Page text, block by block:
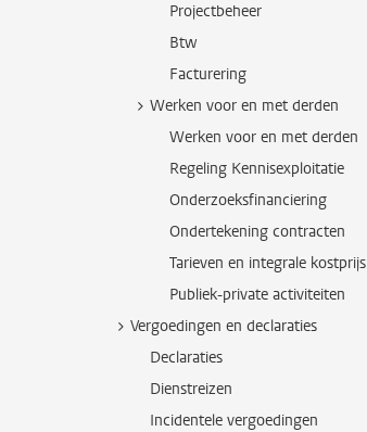
Projectbeheer
Btw
Facturering
Werken voor en met derden
Werken voor en met derden
Regeling Kennisexploitatie
Onderzoeksfinanciering
Ondertekening contracten
Tarieven en integrale kostprijs
Publiek-private activiteiten
Vergoedingen en declaraties
Declaraties
Dienstreizen
Incidentele vergoedingen